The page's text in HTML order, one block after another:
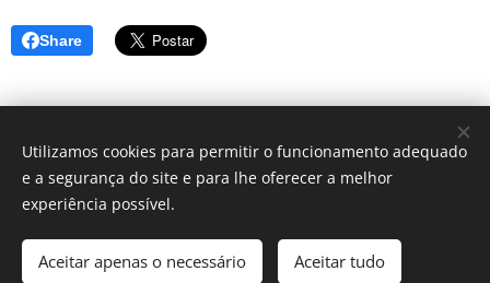
Share
© 2026 Casa da Gaia
Idiomas
English
Utilizamos cookies para permitir o funcionamento adequado
e a segurança do site e para lhe oferecer a melhor
experiência possível.
Aceitar apenas o necessário Aceitar tudo